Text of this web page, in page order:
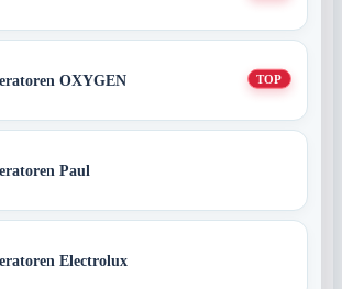
OXYGEN TOP
Paul
Electrolux